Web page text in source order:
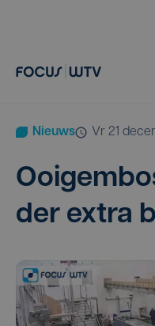
Nieuws vr 21
der extra